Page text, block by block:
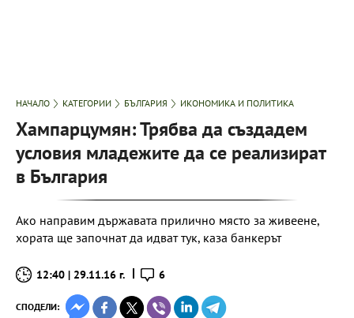
НАЧАЛО КАТЕГОРИИ БЪЛГАРИЯ ИКОНОМИКА И ПОЛИТИКА
Хампарцумян: Трябва да създадем
условия младежите да се реализират
в България
Ако направим държавата прилично място за живеене,
хората ще започнат да идват тук, каза банкерът
12:40 | 29.11.16 г. 6
СПОДЕЛИ: